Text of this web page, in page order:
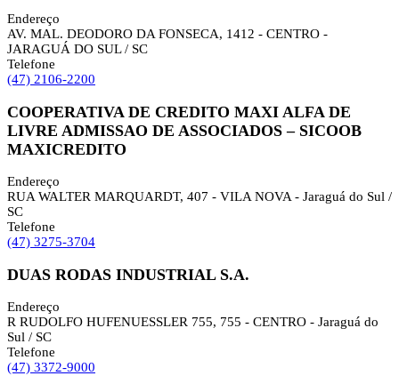
Endereço
AV. MAL. DEODORO DA FONSECA, 1412 - CENTRO -
JARAGUÁ DO SUL / SC
Telefone
(47) 2106-2200
COOPERATIVA DE CREDITO MAXI ALFA DE
LIVRE ADMISSAO DE ASSOCIADOS – SICOOB
MAXICREDITO
Endereço
RUA WALTER MARQUARDT, 407 - VILA NOVA - Jaraguá do Sul /
SC
Telefone
(47) 3275-3704
DUAS RODAS INDUSTRIAL S.A.
Endereço
R RUDOLFO HUFENUESSLER 755, 755 - CENTRO - Jaraguá do
Sul / SC
Telefone
(47) 3372-9000